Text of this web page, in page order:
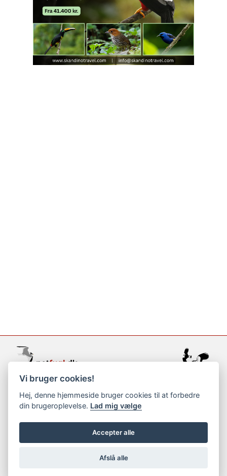
support@netfugl.dk
copyright © 2002-2023
Vi bruger cookies!
Hej, denne hjemmeside bruger cookies til at forbedre
din brugeroplevelse. Lad mig vælge
Accepter alle
Afslå alle